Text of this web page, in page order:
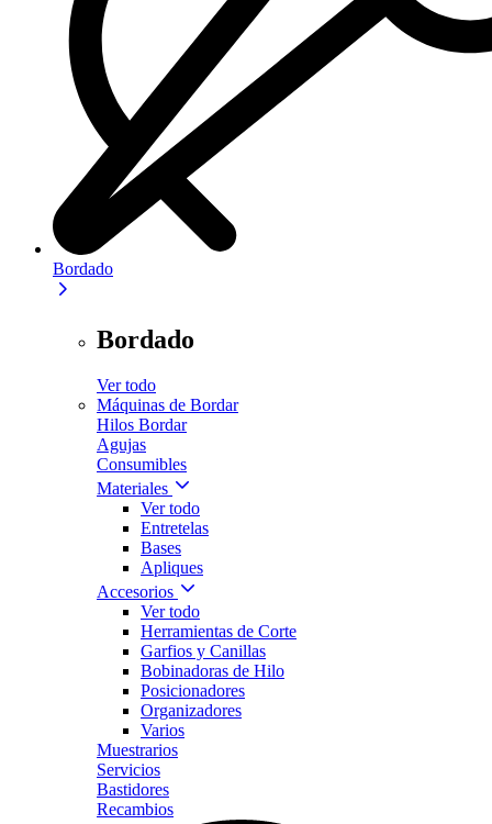
Bordado
Bordado
Ver todo
Máquinas de Bordar
Hilos Bordar
Agujas
Consumibles
Materiales
Ver todo
Entretelas
Bases
Apliques
Accesorios
Ver todo
Herramientas de Corte
Garfios y Canillas
Bobinadoras de Hilo
Posicionadores
Organizadores
Varios
Muestrarios
Servicios
Bastidores
Recambios